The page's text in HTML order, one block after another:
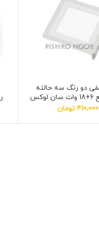
دو رنگ سه حالته
410,000 تومان